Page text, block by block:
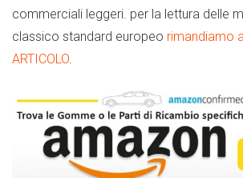
commerciali leggeri. per la lettura delle
classico standard europeo rimandiamo
ARTICOLO.